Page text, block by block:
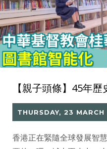
【親子頭條】45年
THURSDAY, 23
香港正在緊隨全球發展智